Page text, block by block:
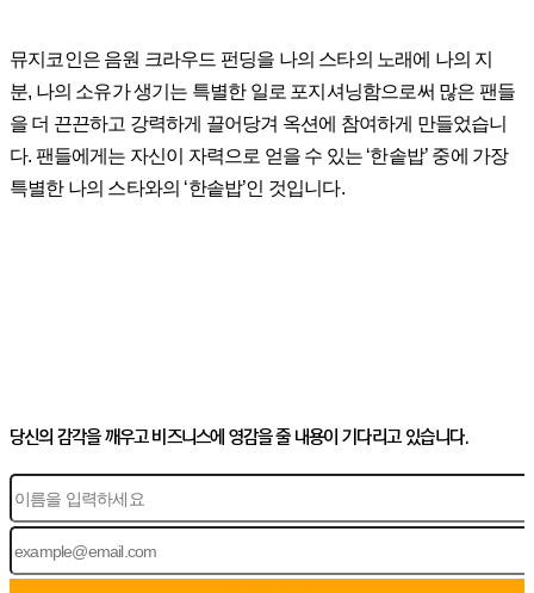
뮤지코인은 음원 크라우드 펀딩을 나의 스타의 노래에 나의 지
분, 나의 소유가 생기는 특별한 일로 포지셔닝함으로써 많은 팬들
을 더 끈끈하고 강력하게 끌어당겨 옥션에 참여하게 만들었습니
다. 팬들에게는 자신이 자력으로 얻을 수 있는 ‘한솥밥’ 중에 가장
특별한 나의 스타와의 ‘한솥밥’인 것입니다.
당신의 감각을 깨우고 비즈니스에 영감을 줄 내용이 기다리고 있습니다.